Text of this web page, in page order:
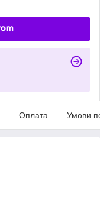
Оплата Умови